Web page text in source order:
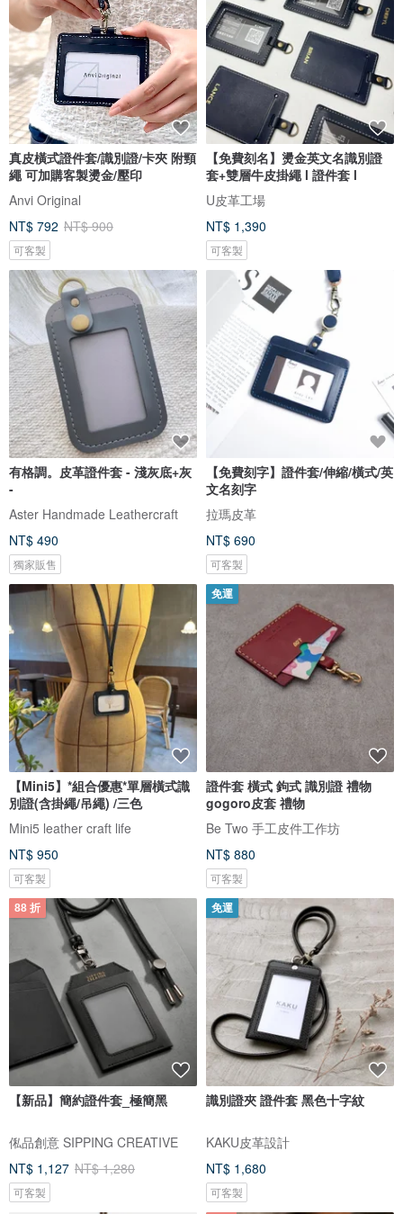
真皮橫式證件套/識別證/卡夾 附頸
繩 可加購客製燙金/壓印
Anvi Original
NT$ 792 NT$ 900
可客製
【免費刻名】燙金英文名識別證
套+雙層牛皮掛繩 l 證件套 l
U皮革工場
NT$ 1,390
可客製
有格調。皮革證件套 - 淺灰底+灰
-
Aster Handmade Leathercraft
NT$ 490
獨家販售
【免費刻字】證件套/伸縮/橫式/英
文名刻字
拉瑪皮革
NT$ 690
可客製
【Mini5】*組合優惠*單層橫式識
別證(含掛繩/吊繩) /三色
Mini5 leather craft life
NT$ 950
可客製
免運
證件套 橫式 鉤式 識別證 禮物
gogoro皮套 禮物
Be Two 手工皮件工作坊
NT$ 880
可客製
88 折
【新品】簡約證件套_極簡黑
俬品創意 SIPPING CREATIVE
NT$ 1,127 NT$ 1,280
可客製
免運
識別證夾 證件套 黑色十字紋
KAKU皮革設計
NT$ 1,680
可客製